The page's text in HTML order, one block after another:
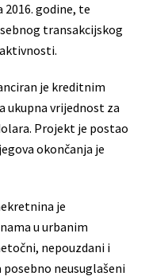
2016. godine, te
transakcijskog
je kreditnim
ukupna vrijednost za
Projekt je postao
okončanja je
je
u urbanim
nepouzdani i
neusuglašeni